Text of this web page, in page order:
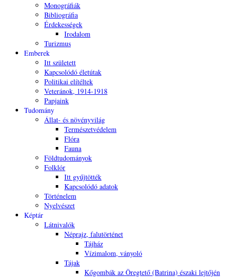
Monográfiák
Bibliográfia
Érdekességek
Irodalom
Turizmus
Emberek
Itt született
Kapcsolódó életútak
Politikai elítéltek
Veteránok, 1914-1918
Papjaink
Tudomány
Állat- és növényvilág
Természetvédelem
Flóra
Fauna
Földtudományok
Folklór
Itt gyűjtötték
Kapcsolódó adatok
Történelem
Nyelvészet
Képtár
Látnivalók
Néprajz, falutörténet
Tájház
Vízimalom, ványoló
Tájak
Kőgombák az Öregtető (Batrina) északi lejtőjén